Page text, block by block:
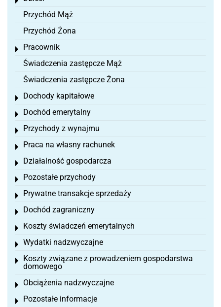
Przychód Mąż
Przychód Żona
Pracownik
Toggle menu
Świadczenia zastępcze Mąż
Świadczenia zastępcze Żona
Dochody kapitałowe
Toggle menu
Dochód emerytalny
Toggle menu
Przychody z wynajmu
Toggle menu
Praca na własny rachunek
Toggle menu
Działalność gospodarcza
Toggle menu
Pozostałe przychody
Toggle menu
Prywatne transakcje sprzedaży
Toggle menu
Dochód zagraniczny
Toggle menu
Koszty świadczeń emerytalnych
Toggle menu
Wydatki nadzwyczajne
Toggle menu
Koszty związane z prowadzeniem gospodarstwa
domowego
Toggle menu
Obciążenia nadzwyczajne
Toggle menu
Pozostałe informacje
Toggle menu